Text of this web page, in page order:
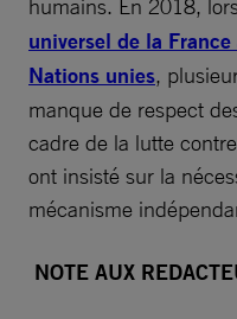
humains. En 2018,
universel de la France
Nations unies,
manque de respect
cadre de la lutte
ont insisté sur la
mécanisme
NOTE AUX